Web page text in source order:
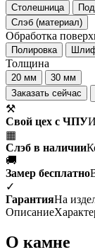
Столешница
Слэб (материал)
Обработка
Полировка
Толщина
20 мм
30 мм
Заказать сейчас
⚒
Свой цех с ЧПУ
▦
Слэб в наличии
🚚
Замер бесплатно
✓
ГарантияНа
Описание
О камне